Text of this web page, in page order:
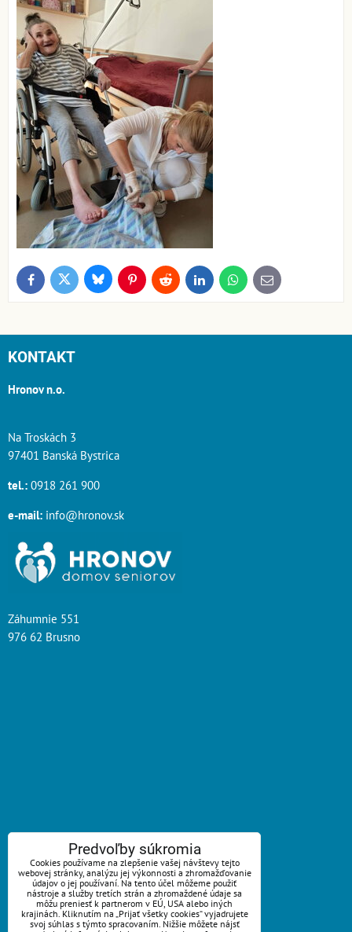
FacebookTwitter BlueskyPinterestReddit LinkedInWhatsApp
E-
mail
KONTAKT
Hronov n.o.
Na Troskách 3
97401 Banská Bystrica
tel.: 0918 261 900
e-mail: info@hronov.sk
Záhumnie 551
976 62 Brusno
ZAVOLÁME VÁM SPÄŤ
Váš telefón:*
Predvoľby súkromia
Cookies používame na zlepšenie vašej návštevy tejto
webovej stránky, analýzu jej výkonnosti a zhromažďovanie
údajov o jej používaní. Na tento účel môžeme použiť
nástroje a služby tretích strán a zhromaždené údaje sa
môžu preniesť k partnerom v EÚ, USA alebo iných
krajinách. Kliknutím na „Prijať všetky cookies“ vyjadrujete
svoj súhlas s týmto spracovaním. Nižšie môžete nájsť